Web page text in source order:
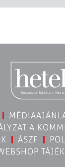
A
ÁSZF